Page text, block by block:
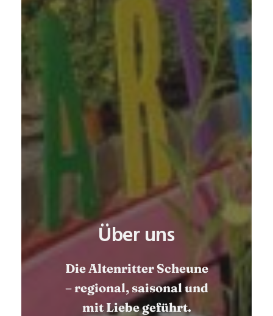
Über uns
Die Altenritter Scheune
– regional, saisonal und
mit Liebe geführt.